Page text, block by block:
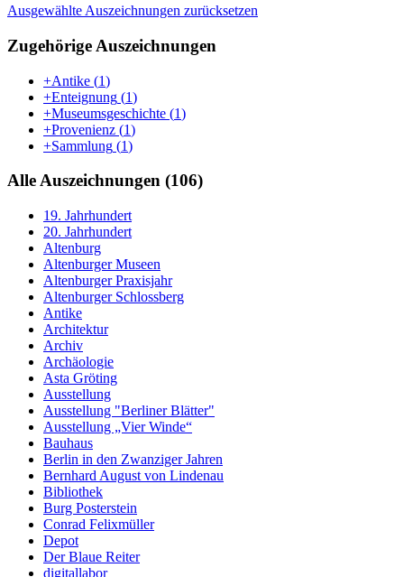
Ausgewählte Auszeichnungen zurücksetzen
Zugehörige Auszeichnungen
+Antike (1)
+Enteignung (1)
+Museumsgeschichte (1)
+Provenienz (1)
+Sammlung (1)
Alle Auszeichnungen (106)
19. Jahrhundert
20. Jahrhundert
Altenburg
Altenburger Museen
Altenburger Praxisjahr
Altenburger Schlossberg
Antike
Architektur
Archiv
Archäologie
Asta Gröting
Ausstellung
Ausstellung "Berliner Blätter"
Ausstellung „Vier Winde“
Bauhaus
Berlin in den Zwanziger Jahren
Bernhard August von Lindenau
Bibliothek
Burg Posterstein
Conrad Felixmüller
Depot
Der Blaue Reiter
digitallabor